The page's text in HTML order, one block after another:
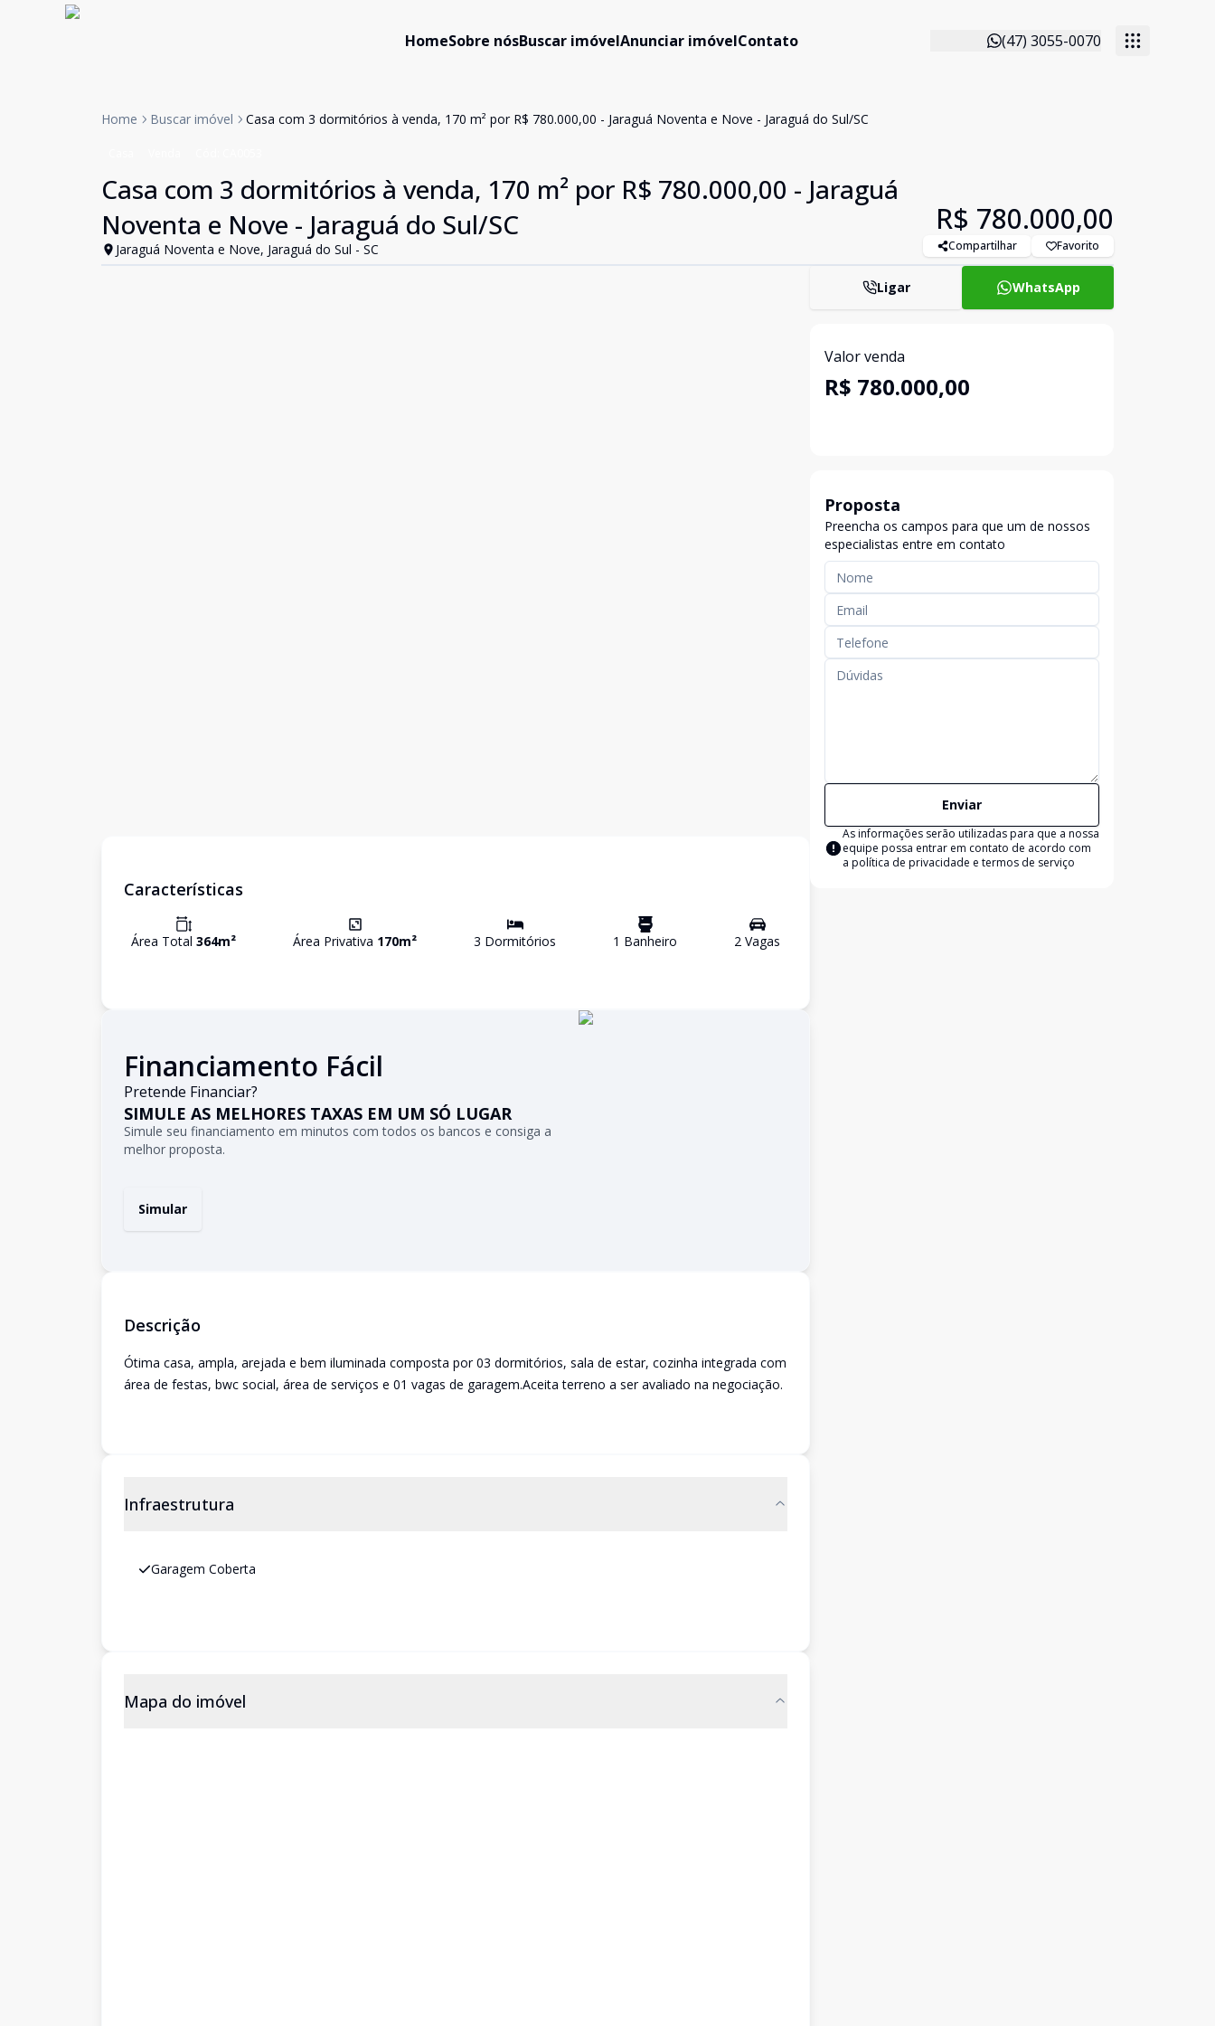
HomeSobre nósBuscar imóvelAnunciar imóvelContato (47) 3055-0070
Home Buscar imóvel Casa com 3 dormitórios à venda, 170 m² por R$ 780.000,00 - Jaraguá Noventa e Nove - Jaraguá do Sul/SC
Casa com 3 dormitórios à venda, 170 m² por R$ 780.000,00 - Jaraguá
Noventa e Nove - Jaraguá do Sul/SC
Jaraguá Noventa e Nove, Jaraguá do Sul - SC
R$ 780.000,00
Compartilhar Favorito
Características
Área Total 364m² Área Privativa 170m² 3 Dormitórios 1 Banheiro 2 Vagas
Financiamento Fácil
Pretende Financiar?
SIMULE AS MELHORES TAXAS EM UM SÓ LUGAR
Simule seu financiamento em minutos com todos os bancos e consiga a
melhor proposta.
Simular
Descrição
Ótima casa, ampla, arejada e bem iluminada composta por 03 dormitórios, sala de estar, cozinha integrada com
área de festas, bwc social, área de serviços e 01 vagas de garagem.Aceita terreno a ser avaliado na negociação.
Infraestrutura
Garagem Coberta
Mapa do imóvel
Ligar WhatsApp
Valor venda
R$ 780.000,00
Proposta
Preencha os campos para que um de nossos
especialistas entre em contato
Enviar
As informações serão utilizadas para que a nossa
equipe possa entrar em contato de acordo com
a política de privacidade e termos de serviço